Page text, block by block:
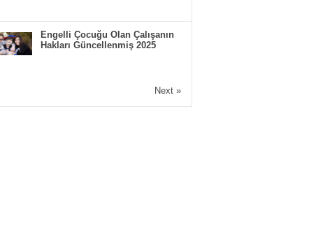
Engelli Çocuğu Olan Çalışanın
Hakları Güncellenmiş 2025
Next »